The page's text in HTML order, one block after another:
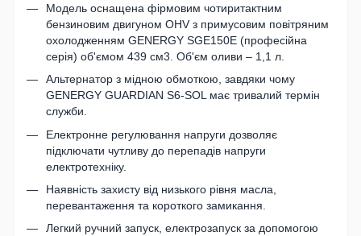
Модель оснащена фірмовим чотиритактним
бензиновим двигуном OHV з примусовим повітряним
охолодженням GENERGY SGE150E (професійна
серія) об'ємом 439 см3. Об'єм оливи – 1,1 л.
Альтернатор з мідною обмоткою, завдяки чому
GENERGY GUARDIAN S6-SOL має тривалий термін
служби.
Електронне регулювання напруги дозволяє
підключати чутливу до перепадів напруги
електротехніку.
Наявність захисту від низького рівня масла,
перевантаження та короткого замикання.
Легкий ручний запуск, електрозапуск за допомогою